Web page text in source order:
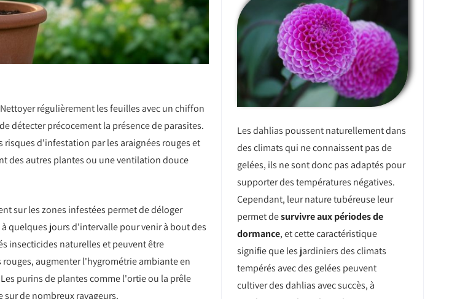
régulièrement les feuilles avec un chiffon
détecter précocement la présence de parasites.
d'infestation par les araignées rouges et
des autres plantes ou une ventilation douce
sur les zones infestées permet de déloger
quelques jours d'intervalle pour venir à bout des
insecticides naturelles et peuvent être
augmenter l'hygrométrie ambiante en
purins de plantes comme l'ortie ou la prêle
de nombreux ravageurs.
Les dahlias poussent naturellement dans
des climats qui ne connaissent pas de
gelées, ils ne sont donc pas adaptés pour
supporter des températures négatives.
Cependant, leur nature tubéreuse leur
permet desurvivre aux périodes de
dormance, et cette caractéristique
signifie que les jardiniers des climats
tempérés avec des gelées peuvent
cultiver des dahlias avec succès, à